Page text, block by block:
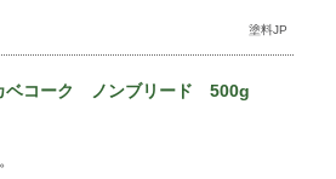
塗料JP
ベコーク ノンブリード 500g